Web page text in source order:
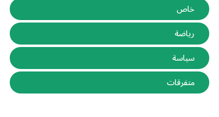
خاص
رياضة
سياسة
متفرقات